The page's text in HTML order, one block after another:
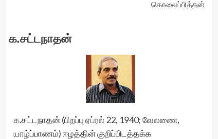
கொலைப்பித்தன்
க.சட்டநாதன்
க.சட்டநாதன் (பிறப்பு ஏப்ரல் 22, 1940; வேலணை,
யாழ்ப்பாணம்) ஈழத்தின் குறிப்பிடத்தக்க